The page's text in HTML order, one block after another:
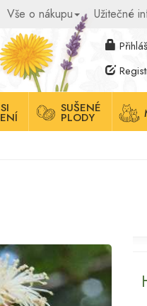
Vše o nákupu Užitečné
SUŠENÉ
PLODY